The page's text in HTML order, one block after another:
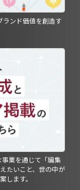
ランド価値を創造す
業を通じて「編集
たいこと、世の中が
します。